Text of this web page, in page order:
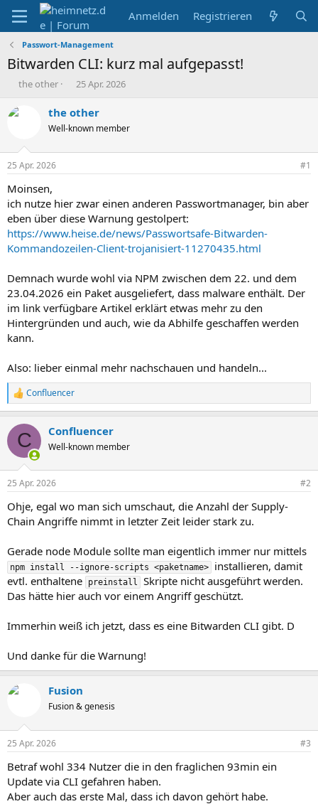
Anmelden Registrieren
Passwort-Management
Bitwarden CLI: kurz mal aufgepasst!
E
s
e
r
the other
E
s
e
t
25 Apr. 2026
the other
Well-known member
25 Apr. 2026 #1
Moinsen,
ich nutze hier zwar einen anderen Passwortmanager, bin aber
eben über diese Warnung gestolpert:
https://www.heise.de/news/Passwortsafe-Bitwarden-
Kommandozeilen-Client-trojanisiert-11270435.html
Demnach wurde wohl via NPM zwischen dem 22. und dem
23.04.2026 ein Paket ausgeliefert, dass malware enthält. Der
im link verfügbare Artikel erklärt etwas mehr zu den
Hintergründen und auch, wie da Abhilfe geschaffen werden
kann.
Also: lieber einmal mehr nachschauen und handeln...
R
e
k
i
e
:
Confluencer
C Confluencer
Well-known member
25 Apr. 2026 #2
Ohje, egal wo man sich umschaut, die Anzahl der Supply-
Chain Angriffe nimmt in letzter Zeit leider stark zu.
Gerade node Module sollte man eigentlich immer nur mittels
npm install --ignore-scripts <paketname>
installieren, damit
evtl. enthaltene
preinstall
Skripte nicht ausgeführt werden.
Das hätte hier auch vor einem Angriff geschützt.
Immerhin weiß ich jetzt, dass es eine Bitwarden CLI gibt. D
Und danke für die Warnung!
Fusion
Fusion & genesis
25 Apr. 2026 #3
Betraf wohl 334 Nutzer die in den fraglichen 93min ein
Update via CLI gefahren haben.
Aber auch das erste Mal, dass ich davon gehört habe.